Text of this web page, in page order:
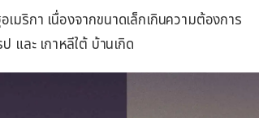
มริกา เนื่องจากขนาดเล็กเกินความต้องการ
และ เกาหลีใต้ บ้านเกิด